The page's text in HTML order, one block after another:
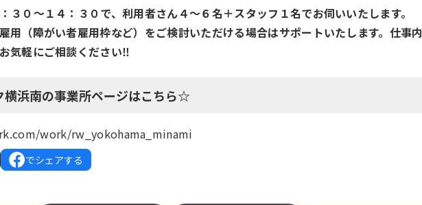
３０～１４：３０で、利用者さん４～６名＋スタッフ１名でお伺いいたします。
用（障がい者雇用枠など）をご検討いただける場合はサポートいたします。仕事内
気軽にご相談ください‼️
浜南の事業所ページはこちら☆
work/rw_yokohama_minami
でシェアする